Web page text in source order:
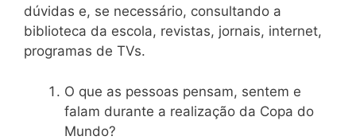
dúvidas e, se necessário, consultando a
biblioteca da escola, revistas, jornais, internet,
programas de TVs.
O que as pessoas pensam, sentem e
falam durante a realização da Copa do
Mundo?